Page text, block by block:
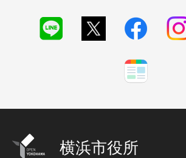
横浜市役所